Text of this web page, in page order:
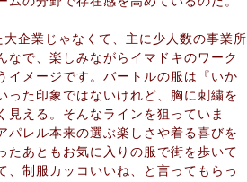
企業じゃなくて、主に少人数の事業所
なで、楽しみながらイマドキのワーク
イメージです。バートルの服は『いか
った印象ではないけれど、胸に刺繍を
見える。そんなラインを狙っていま
パレル本来の選ぶ楽しさや着る喜びを
たあともお気に入りの服で街を歩いて
、制服カッコいいね、と言ってもらっ